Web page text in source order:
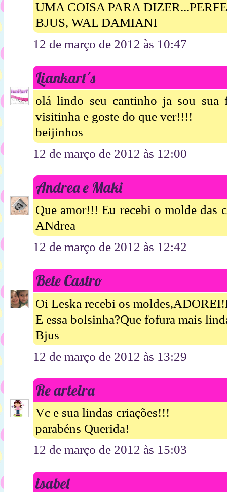
UMA COISA PARA
BJUS, WAL DAMIANI
12 de março de 2012 às 10:47
Liankart´s
olá lindo seu cantinho ja sou sua
visitinha e goste do que ver!!!!
beijinhos
12 de março de 2012 às 12:00
Andrea e Maki
Que amor!!! Eu recebi o molde das
ANdrea
12 de março de 2012 às 12:42
Bete Castro
Oi Leska recebi os
E essa bolsinha?Que fofura mais
Bjus
12 de março de 2012 às 13:29
Re arteira
Vc e sua lindas criações!!!
parabéns Querida!
12 de março de 2012 às 15:03
isabel